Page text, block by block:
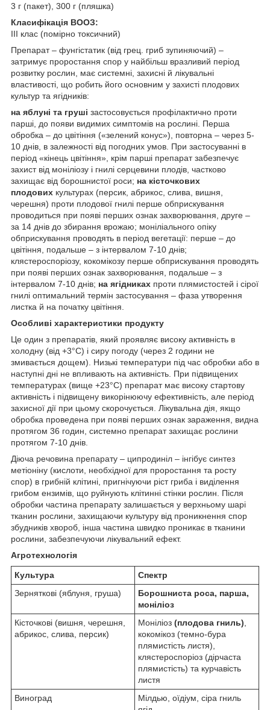
3 г (пакет), 300 г (пляшка)
Класифікація ВООЗ:
III клас (помірно токсичний)
Препарат – фунгістатик (від грец. гриб зупиняючий) –
затримує проростання спор у найбільш вразливий період
розвитку рослин, має системні, захисні й лікувальні
властивості, що робить його основним у захисті плодових
культур та ягідників:
на яблуні та груші застосовується профілактично проти
парші, до появи видимих ​​симптомів на рослині. Перша
обробка – до цвітіння («зелений конус»), повторна – через 5-
10 днів, в залежності від погодних умов. При застосуванні в
період «кінець цвітіння», крім парші препарат забезпечує
захист від моніліозу і гнилі серцевини плодів, частково
захищає від борошнистої роси; на кісточкових
плодових культурах (персик, абрикос, слива, вишня,
черешня) проти плодової гнилі перше обприскування
проводиться при появі перших ознак захворювання, друге –
за 14 днів до збирання врожаю; моніліального опіку
обприскування проводять в період вегетації: перше – до
цвітіння, подальше – з інтервалом 7-10 днів;
клястероспоріозу, кокомікозу перше обприскування проводять
при появі перших ознак захворювання, подальше – з
інтервалом 7-10 днів; на ягідниках проти плямистостей і сірої
гнилі оптимальний термін застосування – фаза утворення
листка й на початку цвітіння.
Особливі характеристики продукту
Це один з препаратів, який проявляє високу активність в
холодну (від +3°С) і сиру погоду (через 2 години не
змивається дощем). Низькі температури під час обробки або в
наступні дні не впливають на активність. При підвищених
температурах (вище +23°С) препарат має високу стартову
активність і підвищену викорінюючу ефективність, але період
захисної дії при цьому скорочується. Лікувальна дія, якщо
обробка проведена при появі перших ознак зараження, видна
протягом 36 годин, системно препарат захищає рослини
протягом 7-10 днів.
Діюча речовина препарату – ципродиніл – інгібує синтез
метіоніну (кислоти, необхідної для проростання та росту
спор) в грибній клітині, пригнічуючи ріст гриба і виділення
грибом ензимів, що руйнують клітинні стінки рослин. Після
обробки частина препарату залишається у верхньому шарі
тканин рослини, захищаючи культуру від проникнення спор
збудників хвороб, інша частина швидко проникає в тканини
рослини, забезпечуючи лікувальний ефект.
Агротехнологія
Культура
Спектр
Зерняткові (яблуня, груша)
Борошниста роса, парша,
моніліоз
Кісточкові (вишня, черешня,
абрикос, слива, персик)
Моніліоз (плодова гниль)
кокомікоз (темно-бура
плямистість листя),
клястероспоріоз (дірчаста
плямистість) та курчавість
листя
Виноград
Мілдью, оїдіум, сіра гниль